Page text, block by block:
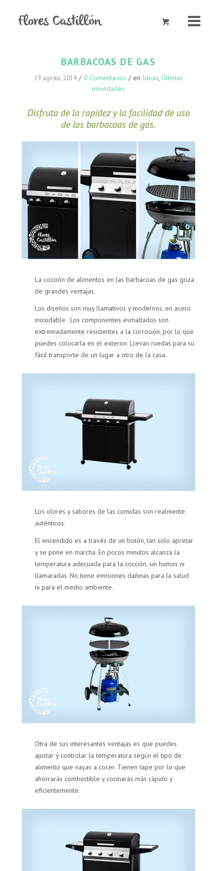
BARBACOAS DE GAS
19 agosto, 2014 / 0 Comentarios / en Ideas, Últimas
novedades
Disfruta de la rapidez y la facilidad de uso
de las barbacoas de gas.
La cocción de alimentos en las barbacoas de gas goza
de grandes ventajas.
Los diseños son muy llamativos y modernos, en acero
inoxidable . Los componentes esmaltados son
extremadamente resistentes a la corrosión, por lo que
puedes colocarla en el exterior. Llevan ruedas para su
fácil transporte de un lugar a otro de la casa.
Los olores y sabores de las comidas son realmente
auténticos.
El encendido es a través de un botón, tan solo apretar
y se pone en marcha. En pocos minutos alcanza la
temperatura adecuada para la cocción, sin humos ni
llamaradas. No tiene emisiones dañinas para la salud
ni para el medio ambiente.
Otra de sus interesantes ventajas es que puedes
ajustar y controlar la temperatura según el tipo de
alimento que vayas a cocer. Tienen tape por lo que
ahorrarás combustible y cocinarás más rápido y
eficientemente.